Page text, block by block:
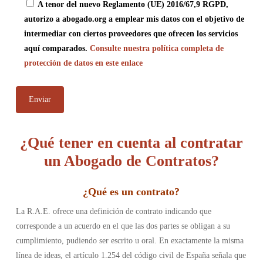
A tenor del nuevo Reglamento (UE) 2016/67,9 RGPD,
autorizo a abogado.org a emplear mis datos con el objetivo de
intermediar con ciertos proveedores que ofrecen los servicios
aquí comparados. Consulte nuestra política completa de
protección de datos en este enlace
¿Qué tener en cuenta al contratar
un Abogado de Contratos?
¿Qué es un contrato?
La R.A.E. ofrece una definición de contrato indicando que
corresponde a un acuerdo en el que las dos partes se obligan a su
cumplimiento, pudiendo ser escrito u oral. En exactamente la misma
línea de ideas, el artículo 1.254 del código civil de España señala que